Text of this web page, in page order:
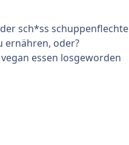
sch*ss schuppenflechte
ernähren, oder?
essen losgeworden